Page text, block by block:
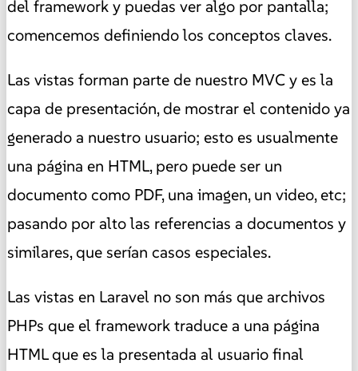
del framework y puedas ver algo por pantalla;
comencemos definiendo los conceptos claves.
Las vistas forman parte de nuestro MVC y es la
capa de presentación, de mostrar el contenido ya
generado a nuestro usuario; esto es usualmente
una página en HTML, pero puede ser un
documento como PDF, una imagen, un video, etc;
pasando por alto las referencias a documentos y
similares, que serían casos especiales.
Las vistas en Laravel no son más que archivos
PHPs que el framework traduce a una página
HTML que es la presentada al usuario final